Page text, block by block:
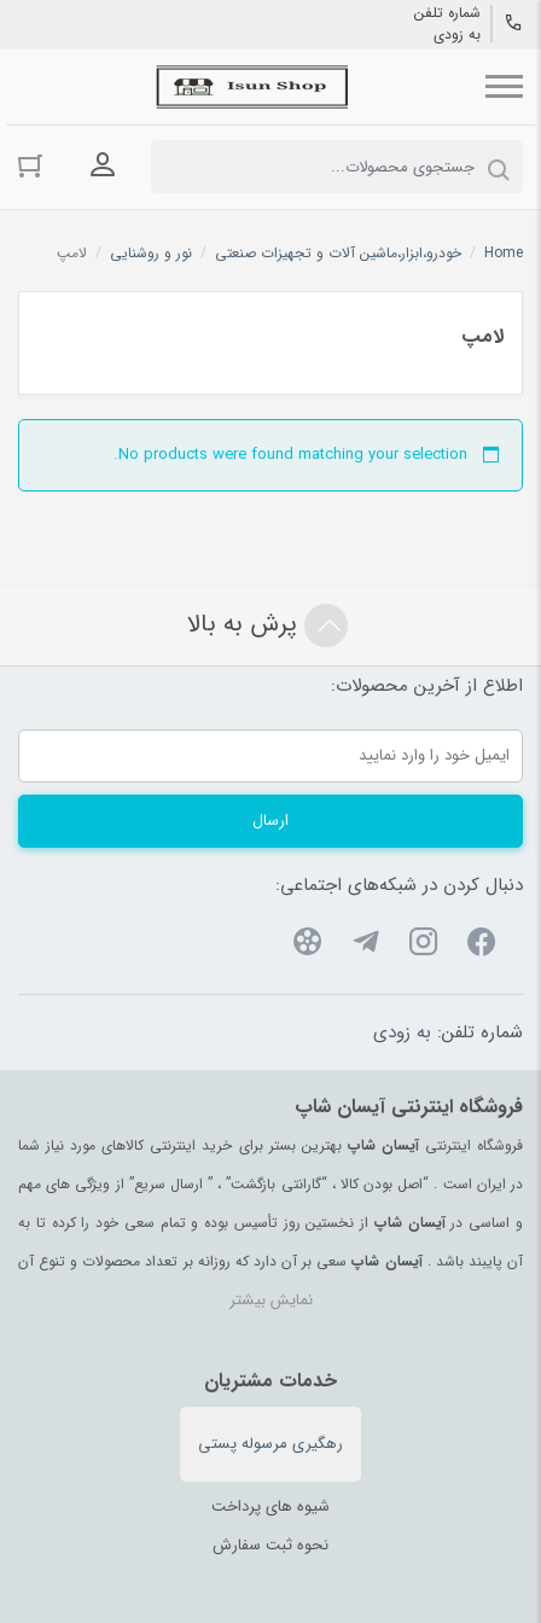
شماره تلفن
به زودی
ورود به
Home
/ خودرو،ابزار،ماشین آلات و تجهیزات صنعتی / نور و روشنایی / لامپ
لامپ
No products were found matching your selection.
پرش به بالا
اطلاع از آخرین محصولات:
ارسال
دنبال کردن در شبکه‌های اجتماعی:
شماره تلفن: به زودی
فروشگاه اینترنتی آیسان شاپ
فروشگاه اینترنتیآیسان شاپبهترین بستر برای خرید اینترنتی کالاهای مورد نیاز شما
در ایران است . “اصل بودن کالا ، “گارانتی بازگشت” ، ” ارسال سریع” از ویژگی های مهم
و اساسی درآیسان شاپ از نخستین روز تأسیس بوده و تمام سعی خود را کرده تا به
آن پایبند باشد .آیسان شاپ سعی بر آن دارد که روزانه بر تعداد محصولات و تنوع آن
بیفزاید تا بتواند نیاز همه ی افراد با هر نوع سلیقه را در خرید محصولات اینترنتی مرتفع
آیسان شاپحسب مورد دارای مجوز های لازم از مراجع
مربوطه می باشند و فعالیتهای این سایت تابع قوانین و مقررات جمهوری اسلامی ایران
نمایش بیشتر
خدمات مشتریان
رهگیری مرسوله پستی
شیوه های پرداخت
نحوه ثبت سفارش